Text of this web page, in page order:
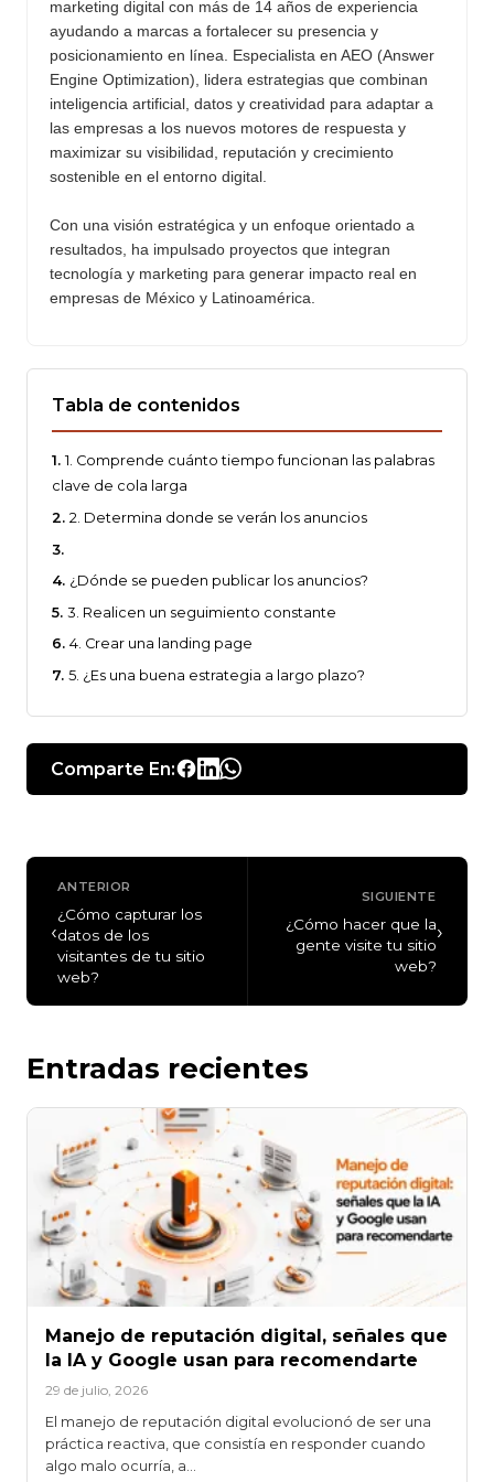
marketing digital con más de 14 años de experiencia
ayudando a marcas a fortalecer su presencia y
posicionamiento en línea. Especialista en AEO (Answer
Engine Optimization), lidera estrategias que combinan
inteligencia artificial, datos y creatividad para adaptar a
las empresas a los nuevos motores de respuesta y
maximizar su visibilidad, reputación y crecimiento
sostenible en el entorno digital.
Con una visión estratégica y un enfoque orientado a
resultados, ha impulsado proyectos que integran
tecnología y marketing para generar impacto real en
empresas de México y Latinoamérica.
Tabla de contenidos
1. Comprende cuánto tiempo funcionan las palabras
clave de cola larga
2. Determina donde se verán los anuncios
¿Dónde se pueden publicar los anuncios?
3. Realicen un seguimiento constante
4. Crear una landing page
5. ¿Es una buena estrategia a largo plazo?
Comparte En:
‹
ANTERIOR
¿Cómo capturar los
datos de los
visitantes de tu sitio
web?
SIGUIENTE
¿Cómo hacer que la
gente visite tu sitio
web?
›
Entradas recientes
Manejo de reputación digital, señales que
la IA y Google usan para recomendarte
29 de julio, 2026
El manejo de reputación digital evolucionó de ser una
práctica reactiva, que consistía en responder cuando
algo malo ocurría, a…